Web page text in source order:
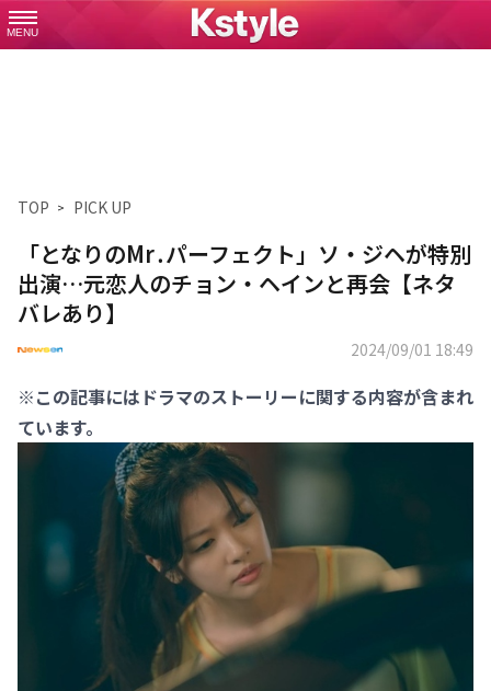
MENU
TOP PICK UP
「となりのMr․パーフェクト」ソ・ジヘが特別
出演…元恋人のチョン・ヘインと再会【ネタ
バレあり】
2024/09/01 18:49
※この記事にはドラマのストーリーに関する内容が含まれ
ています。